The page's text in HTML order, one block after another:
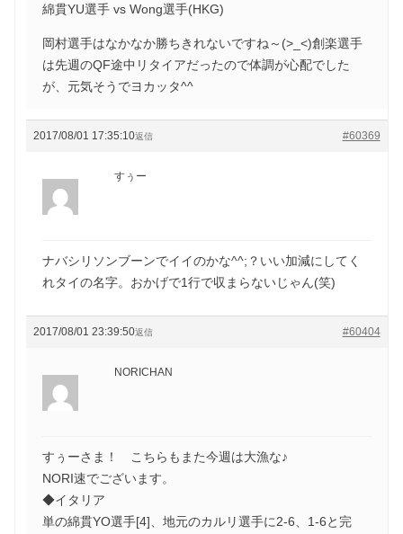
綿貫YU選手 vs Wong選手(HKG)
岡村選手はなかなか勝ちきれないですね～(>_<)創楽選手
は先週のQF途中リタイアだったので体調が心配でした
が、元気そうでヨカッタ^^
2017/08/01 17:35:10 #60369
返信
すぅー
ナバシリソンブーンでイイのかな^^;？いい加減にしてく
れタイの名字。おかげで1行で収まらないじゃん(笑)
2017/08/01 23:39:50 #60404
返信
NORICHAN
すぅーさま！ こちらもまた今週は大漁な♪
NORI速でございます。
◆イタリア
単の綿貫YO選手[4]、地元のカルリ選手に2-6、1-6と完